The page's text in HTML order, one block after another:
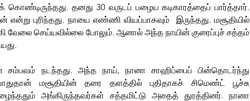
கொண்டிருந்தது. தனது 30 வருடப் பழைய கடிகாரத்தைப் பார்த்தார்.
புரிந்தது. நாயை எண்ணி வியப்பாகவும்  இருந்தது. மசூதியில்
வேலை செய்யவில்லை போலும். ஆனால் அந்த நாயின் குரைப்புச் சத்தம்
சம்பவம் நடந்தது. அந்த நாய், நானா சாஹிப்பைப் பின்தொடர்ந்து
மசூதியின் தரை தளத்தில் புதிதாகச் சிமெண்ட் பூச்சு
அங்கிருந்தவர்கள் சத்தமிட்டு அதைத் துரத்தினர். நானா